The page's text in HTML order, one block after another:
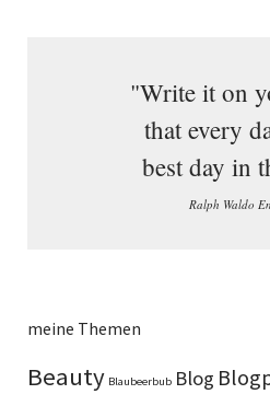
"Write it on
that every
best day in
Ralph Waldo
meine Themen
Beauty Blaubeerbub Blog